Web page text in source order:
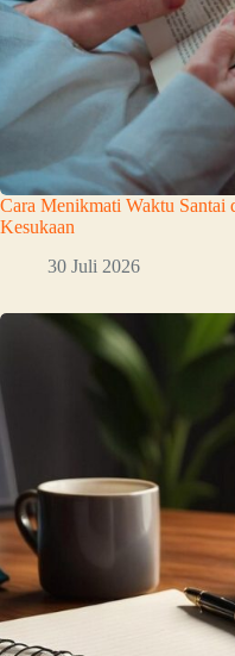
Cara Menikmati Waktu Santai
Kesukaan
30 Juli 2026